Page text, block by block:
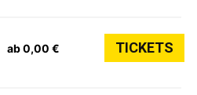
ab 0,00 € TICKETS